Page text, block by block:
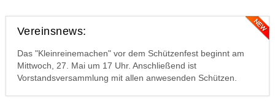
Vereinsnews:
Das "Kleinreinemachen" vor dem Schützenfest beginnt am
Mittwoch, 27. Mai um 17 Uhr. Anschließend ist
Vorstandsversammlung mit allen anwesenden Schützen.